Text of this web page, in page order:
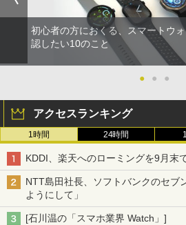
初心者の方におくる、スマートウ
認したい10のこと
● ● ●
アクセスランキング
1時間 24時間
KDDI、楽天へのローミングを9月末
NTT島田社長、ソフトバンクのセブ
ようにして」
[石川温の「スマホ業界 Watch」]